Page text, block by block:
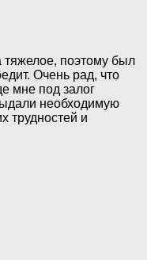
тяжелое, поэтому был
Очень рад, что
мне под залог
необходимую
трудностей и